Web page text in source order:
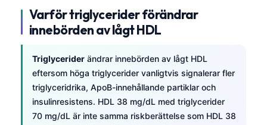
Varför triglycerider förändrar
innebörden av lågt HDL
Triglycerider ändrar innebörden av lågt HDL
eftersom höga triglycerider vanligtvis signalerar fler
triglyceridrika, ApoB-innehållande partiklar och
insulinresistens. HDL 38 mg/dL med triglycerider
70 mg/dL är inte samma riskberättelse som HDL 38